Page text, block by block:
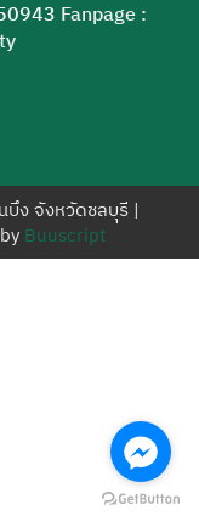
Fanpage :
บึง จังหวัดชลบุรี |
Buuscript